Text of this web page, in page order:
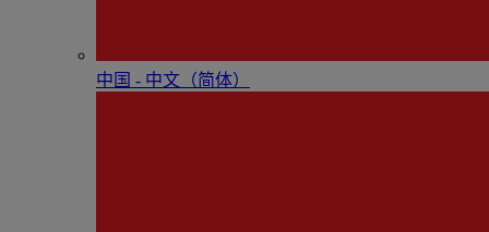
中国 - 中⽂（简体）